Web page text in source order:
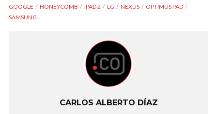
GOOGLE HONEYCOMB IPAD 2 LG NEXUS
OPTIMUS PAD
SAMSUNG
CARLOS ALBERTO DÍAZ